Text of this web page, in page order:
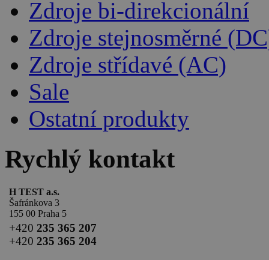
Zdroje bi-direkcionální
Zdroje stejnosměrné
Zdroje střídavé (AC)
Sale
Ostatní produkty
Rychlý kontakt
H TEST a.s.
Šafránkova 3
155 00 Praha 5
+420 235 365 207
+420 235 365 204